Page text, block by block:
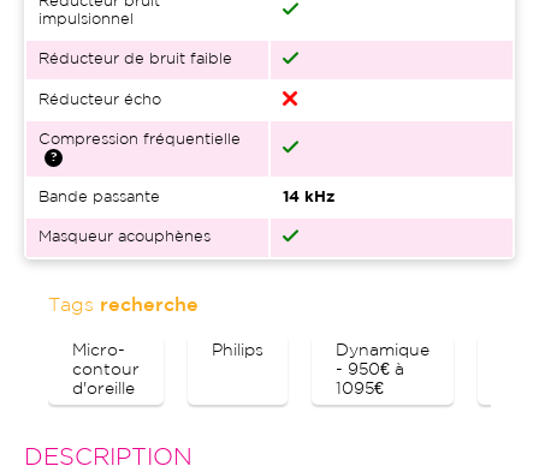
impulsionnel
Réducteur de bruit faible
Réducteur écho
Compression fréquentielle
Bande passante 14 kHz
Masqueur acouphènes
Tags recherche
Micro-
contour
d'oreille
Philips
Dynamique
- 950€ à
1095€
DESCRIPTION